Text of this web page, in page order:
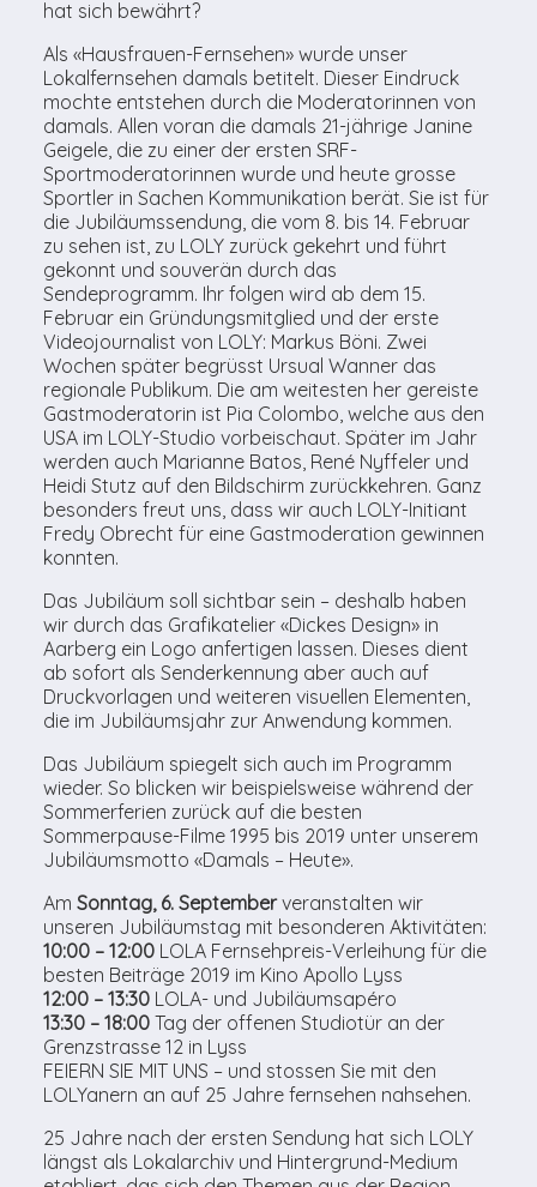
hat sich bewährt?
Als «Hausfrauen-Fernsehen» wurde unser
Lokalfernsehen damals betitelt. Dieser Eindruck
mochte entstehen durch die Moderatorinnen von
damals. Allen voran die damals 21-jährige Janine
Geigele, die zu einer der ersten SRF-
Sportmoderatorinnen wurde und heute grosse
Sportler in Sachen Kommunikation berät. Sie ist für
die Jubiläumssendung, die vom 8. bis 14. Februar
zu sehen ist, zu LOLY zurück gekehrt und führt
gekonnt und souverän durch das
Sendeprogramm. Ihr folgen wird ab dem 15.
Februar ein Gründungsmitglied und der erste
Videojournalist von LOLY: Markus Böni. Zwei
Wochen später begrüsst Ursual Wanner das
regionale Publikum. Die am weitesten her gereiste
Gastmoderatorin ist Pia Colombo, welche aus den
USA im LOLY-Studio vorbeischaut. Später im Jahr
werden auch Marianne Batos, René Nyffeler und
Heidi Stutz auf den Bildschirm zurückkehren. Ganz
besonders freut uns, dass wir auch LOLY-Initiant
Fredy Obrecht für eine Gastmoderation gewinnen
konnten.
Das Jubiläum soll sichtbar sein – deshalb haben
wir durch das Grafikatelier «Dickes Design» in
Aarberg ein Logo anfertigen lassen. Dieses dient
ab sofort als Senderkennung aber auch auf
Druckvorlagen und weiteren visuellen Elementen,
die im Jubiläumsjahr zur Anwendung kommen.
Das Jubiläum spiegelt sich auch im Programm
wieder. So blicken wir beispielsweise während der
Sommerferien zurück auf die besten
Sommerpause-Filme 1995 bis 2019 unter unserem
Jubiläumsmotto «Damals – Heute».
Am Sonntag, 6. Septemberveranstalten wir
unseren Jubiläumstag mit besonderen Aktivitäten:
10:00 – 12:00LOLA Fernsehpreis-Verleihung für die
besten Beiträge 2019 im Kino Apollo Lyss
12:00 – 13:30LOLA- und Jubiläumsapéro
13:30 – 18:00Tag der offenen Studiotür an der
Grenzstrasse 12 in Lyss
FEIERN SIE MIT UNS – und stossen Sie mit den
LOLYanern an auf 25 Jahre fernsehen nahsehen.
25 Jahre nach der ersten Sendung hat sich LOLY
längst als Lokalarchiv und Hintergrund-Medium